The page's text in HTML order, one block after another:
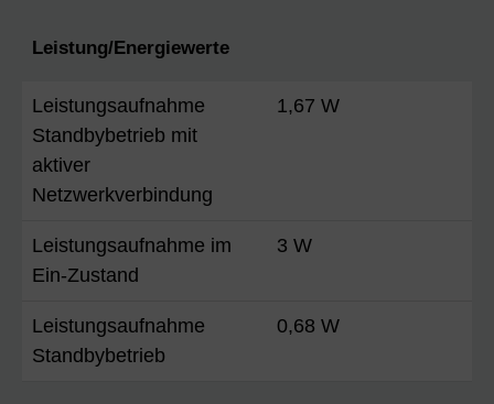
Leistung/Energiewerte
Leistungsaufnahme
Standbybetrieb mit
aktiver
Netzwerkverbindung
1,67 W
Leistungsaufnahme im
Ein-Zustand
3 W
Leistungsaufnahme
Standbybetrieb
0,68 W